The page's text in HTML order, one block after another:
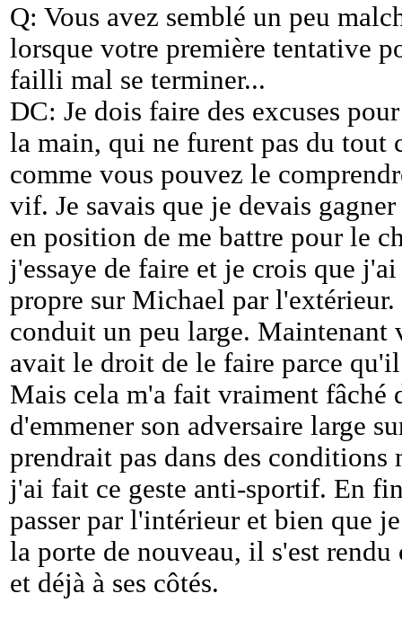
Q: Vous avez semblé un peu
lorsque votre première tentative
failli mal se terminer...
DC: Je dois faire des excuses
la main, qui ne furent pas du tout
comme vous pouvez le
vif. Je savais que je devais
en position de me battre pour le
j'essaye de faire et je crois que
propre sur Michael par
conduit un peu large.
avait le droit de le faire parce
Mais cela m'a fait vraiment fâché
d'emmener son adversaire large
prendrait pas dans des
j'ai fait ce geste anti-sportif. En
passer par l'intérieur et bien que
la porte de nouveau, il s'est
et déjà à ses côtés.